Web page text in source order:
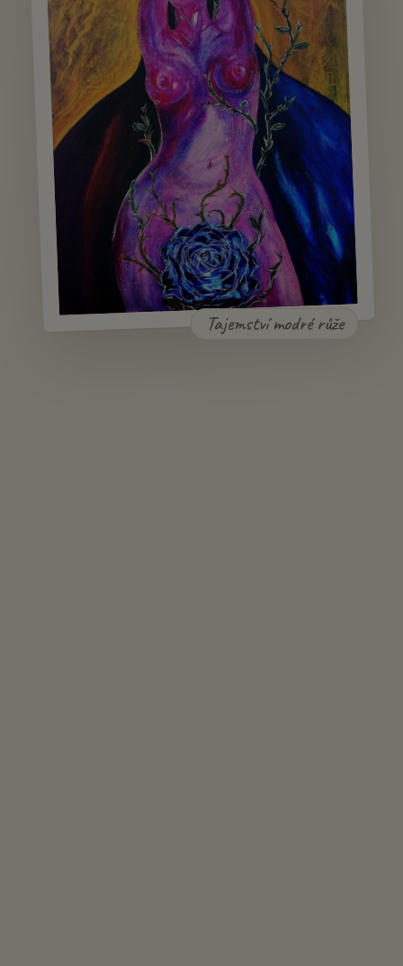
Tajemství modré růže